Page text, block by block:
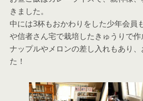
きました。
中には3杯もおかわりをした少年会員
や信者さん宅で栽培したきゅうりで
ナップルやメロンの差し入れもあり
た！